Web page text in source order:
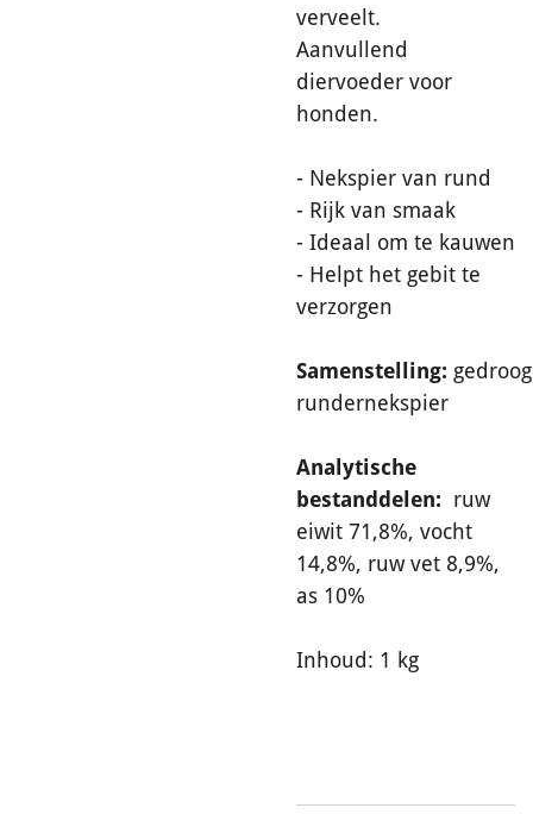
verveelt.
Aanvullend
diervoeder voor
honden.
- Nekspier van rund
- Rijk van smaak
- Ideaal om te kauwen
- Helpt het gebit te
verzorgen
Samenstelling:
rundernekspier
Analytische
bestanddelen: ruw
eiwit 71,8%, vocht
14,8%, ruw vet 8,9%,
as 10%
Inhoud: 1 kg